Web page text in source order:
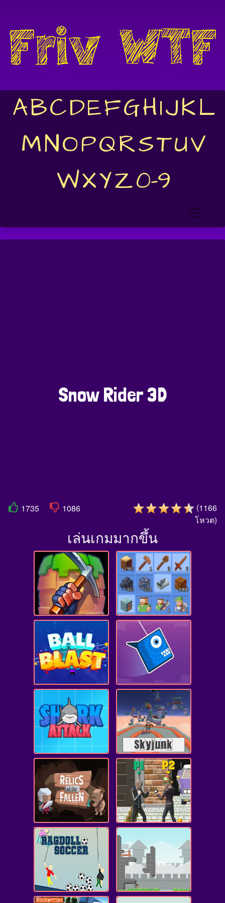
ABCDEFGHIJKL
MNOPQRSTUV
WXYZ0-9
Snow Rider 3D
1735 1086 (1166
โหวต)
เล่นเกมมากขึ้น